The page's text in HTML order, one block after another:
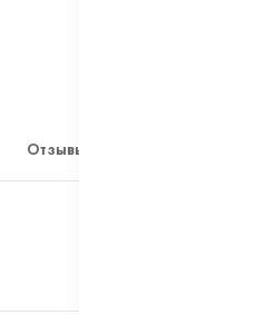
Отзывы (0)